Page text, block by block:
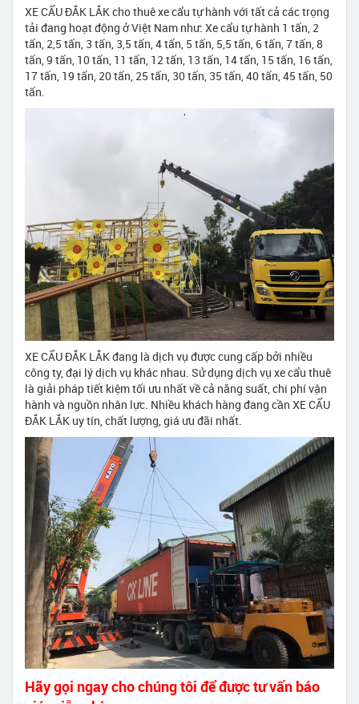
XE CẨU ĐẮK LẮK cho thuê xe cẩu tự hành với tất cả các trọng
tải đang hoạt động ở Việt Nam như: Xe cẩu tự hành 1 tấn, 2
tấn, 2,5 tấn, 3 tấn, 3,5 tấn, 4 tấn, 5 tấn, 5,5 tấn, 6 tấn, 7 tấn, 8
tấn, 9 tấn, 10 tấn, 11 tấn, 12 tấn, 13 tấn, 14 tấn, 15 tấn, 16 tấn,
17 tấn, 19 tấn, 20 tấn, 25 tấn, 30 tấn, 35 tấn, 40 tấn, 45 tấn, 50
tấn.
XE CẨU ĐẮK LẮK đang là dịch vụ được cung cấp bởi nhiều
công ty, đại lý dịch vụ khác nhau. Sử dụng dịch vụ xe cẩu thuê
là giải pháp tiết kiệm tối ưu nhất về cả năng suất, chi phí vận
hành và nguồn nhân lực. Nhiều khách hàng đang cần XE CẨU
ĐẮK LẮK uy tín, chất lượng, giá ưu đãi nhất.
Hãy gọi ngay cho chúng tôi để được tư vấn báo